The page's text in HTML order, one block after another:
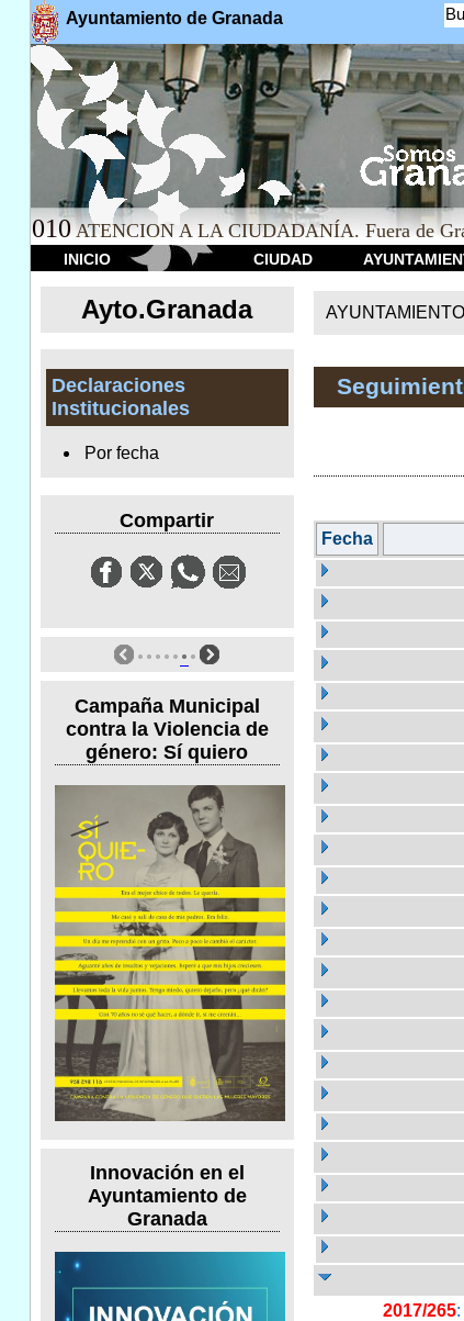
Ayuntamiento de Granada
010 ATENCION A LA CIUDADANÍA. Fuera de
INICIO CIUDAD
Ayto.Granada
Declaraciones
Institucionales
Por fecha
Compartir
Campaña Municipal
contra la Violencia de
género: Sí quiero
Innovación en el
Ayuntamiento de
Granada
Fecha
2017/265: